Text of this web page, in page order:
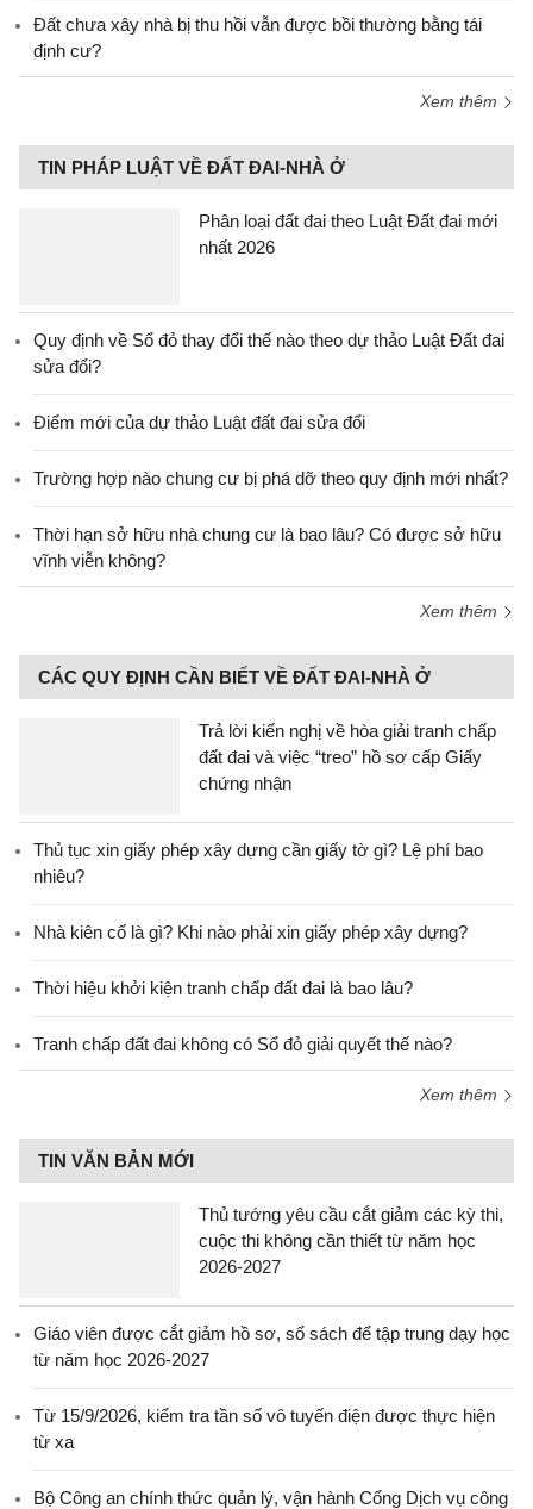
Đất chưa xây nhà bị thu hồi vẫn được bồi thường bằng tái
định cư?
Xem thêm
TIN PHÁP LUẬT VỀ ĐẤT ĐAI-NHÀ Ở
Phân loại đất đai theo Luật Đất đai mới
nhất 2026
Quy định về Sổ đỏ thay đổi thế nào theo dự thảo Luật Đất đai
sửa đổi?
Điểm mới của dự thảo Luật đất đai sửa đổi
Trường hợp nào chung cư bị phá dỡ theo quy định mới nhất?
Thời hạn sở hữu nhà chung cư là bao lâu? Có được sở hữu
vĩnh viễn không?
Xem thêm
CÁC QUY ĐỊNH CẦN BIẾT VỀ ĐẤT ĐAI-NHÀ Ở
Trả lời kiến nghị về hòa giải tranh chấp
đất đai và việc “treo” hồ sơ cấp Giấy
chứng nhận
Thủ tục xin giấy phép xây dựng cần giấy tờ gì? Lệ phí bao
nhiêu?
Nhà kiên cố là gì? Khi nào phải xin giấy phép xây dựng?
Thời hiệu khởi kiện tranh chấp đất đai là bao lâu?
Tranh chấp đất đai không có Sổ đỏ giải quyết thế nào?
Xem thêm
TIN VĂN BẢN MỚI
Thủ tướng yêu cầu cắt giảm các kỳ thi,
cuộc thi không cần thiết từ năm học
2026-2027
Giáo viên được cắt giảm hồ sơ, sổ sách để tập trung dạy học
từ năm học 2026-2027
Từ 15/9/2026, kiểm tra tần số vô tuyến điện được thực hiện
từ xa
Bộ Công an chính thức quản lý, vận hành Cổng Dịch vụ công